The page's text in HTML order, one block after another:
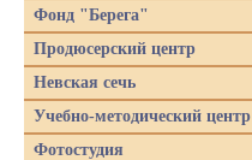
Фонд "Берега"
Продюсерский центр
Невская сечь
Учебно-методический центр
Фотостудия